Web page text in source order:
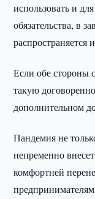
использовать и
обязательства, в
распространяется
Если обе стороны
такую
дополнительном
Пандемия не
непременно
комфортней